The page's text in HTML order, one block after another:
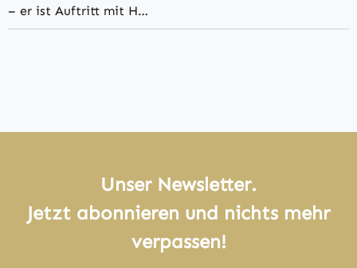
– er ist Auftritt mit H…
Unser Newsletter.
Jetzt abonnieren und nichts mehr
verpassen!